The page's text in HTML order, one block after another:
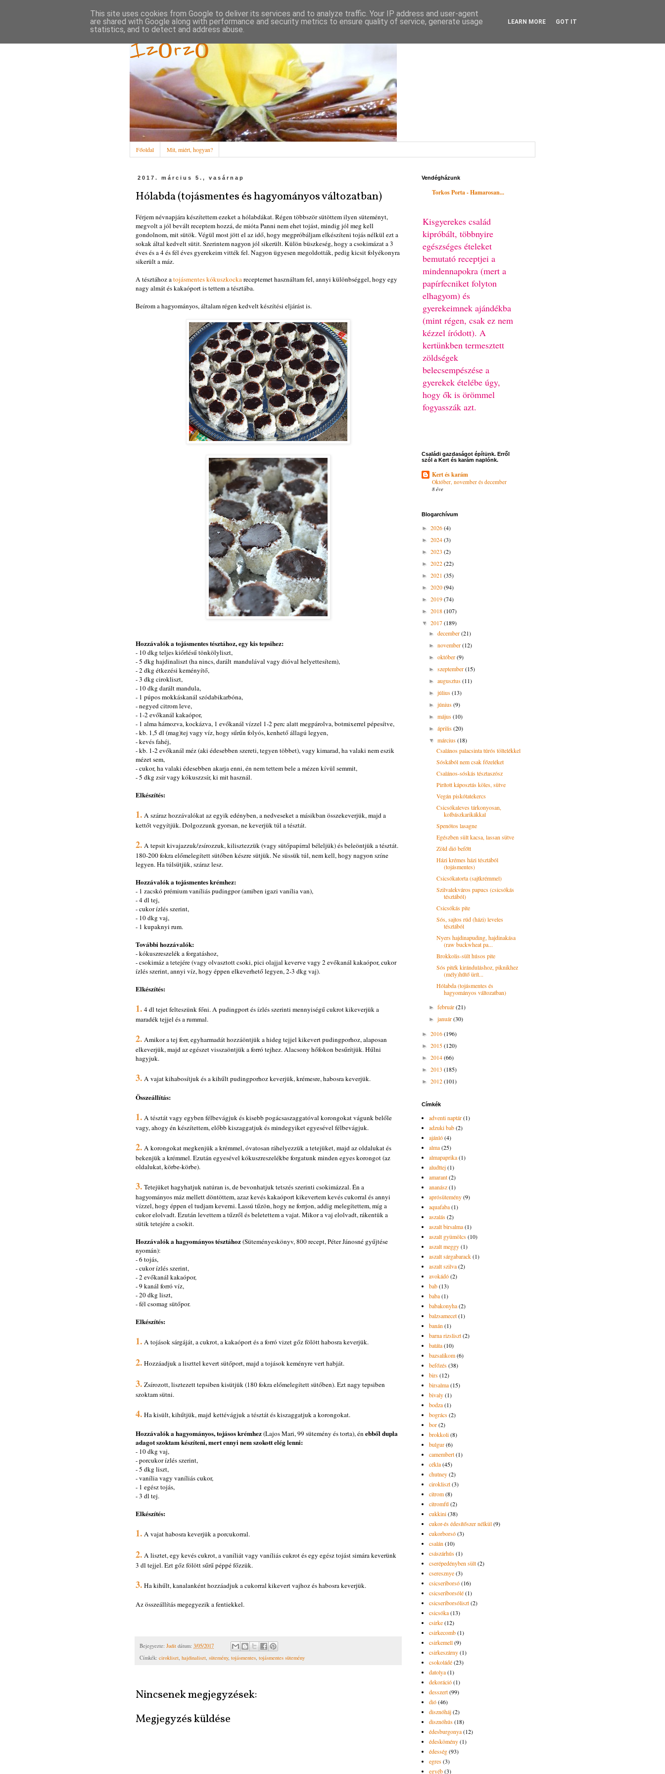
Ízőrző
Főoldal Mit, miért, hogyan?
2017. március 5., vasárnap
Hólabda (tojásmentes és hagyományos változatban)
Férjem névnapjára készítettem ezeket a hólabdákat. Régen többször sütöttem ilyen süteményt,
megvolt a jól bevált receptem hozzá, de mióta Panni nem ehet tojást, mindig jól meg kell
gondolnom, mit sütök. Végül most jött el az idő, hogy megpróbáljam elkészíteni tojás nélkül ezt a
sokak által kedvelt sütit. Szerintem nagyon jól sikerült. Külön büszkeség, hogy a csokimázat a 3
éves és a 4 és fél éves gyerekeim vitték fel. Nagyon ügyesen megoldották, pedig kicsit folyékonyra
sikerült a máz.
A tésztához atojásmentes kókuszkockareceptemet használtam fel, annyi különbséggel, hogy egy
nagy almát és kakaóport is tettem a tésztába.
Beírom a hagyományos, általam régen kedvelt készítési eljárást is.
Hozzávalók a tojásmentes tésztához, egy kis tepsihez:
- 10 dkg teljes kiőrlésű tönkölyliszt,
- 5 dkg hajdinaliszt (ha nincs, darált mandulával vagy dióval helyettesítem),
- 2 dkg étkezési keményítő,
- 3 dkg cirokliszt,
- 10 dkg darált mandula,
- 1 púpos mokkáskanál szódabikarbóna,
- negyed citrom leve,
- 1-2 evőkanál kakaópor,
- 1 alma hámozva, kockázva, 1 evőkanál vízzel 1-2 perc alatt megpárolva, botmixerrel pépesítve,
- kb. 1,5 dl (mag)tej vagy víz, hogy sűrűn folyós, kenhető állagú legyen,
- kevés fahéj,
- kb. 1-2 evőkanál méz (aki édesebben szereti, tegyen többet), vagy kimarad, ha valaki nem eszik
mézet sem,
- cukor, ha valaki édesebben akarja enni, én nem tettem bele a mézen kívül semmit,
- 5 dkg zsír vagy kókuszzsír, ki mit használ.
Elkészítés:
1. A száraz hozzávalókat az egyik edényben, a nedveseket a másikban összekeverjük, majd a
kettőt vegyítjük. Dolgozzunk gyorsan, ne keverjük túl a tésztát.
2. A tepsit kivajazzuk/zsírozzuk, kilisztezzük (vagy sütőpapírral béleljük) és beleöntjük a tésztát.
180-200 fokra előmelegített sütőben készre sütjük. Ne süssük túl, nem kell, hogy nagyon színe
legyen. Ha túlsütjük, száraz lesz.
Hozzávalók a tojásmentes krémhez:
- 1 zacskó prémium vaníliás pudingpor (amiben igazi vanília van),
- 4 dl tej,
- cukor ízlés szerint,
- 10 dkg vaj,
- 1 kupaknyi rum.
További hozzávalók:
- kókuszreszelék a forgatáshoz,
- csokimáz a tetejére (vagy olvasztott csoki, pici olajjal keverve vagy 2 evőkanál kakaópor, cukor
ízlés szerint, annyi víz, hogy éppen elkeverhető legyen, 2-3 dkg vaj).
Elkészítés:
1. 4 dl tejet felteszünk főni. A pudingport és ízlés szerinti mennyiségű cukrot kikeverjük a
maradék tejjel és a rummal.
2. Amikor a tej forr, egyharmadát hozzáöntjük a hideg tejjel kikevert pudingporhoz, alaposan
elkeverjük, majd az egészet visszaöntjük a forró tejhez. Alacsony hőfokon besűrítjük. Hűlni
hagyjuk.
3. A vajat kihabosítjuk és a kihűlt pudingporhoz keverjük, krémesre, habosra keverjük.
Összeállítás:
1. A tésztát vagy egyben félbevágjuk és kisebb pogácsaszaggatóval korongokat vágunk belőle
vagy, ahogy én készítettem, előbb kiszaggatjuk és mindegyiket egyesével félbevágjuk.
2. A korongokat megkenjük a krémmel, óvatosan ráhelyezzük a tetejüket, majd az oldalukat és
bekenjük a krémmel. Ezután egyesével kókuszreszelékbe forgatunk minden egyes korongot (az
oldalukat, körbe-körbe).
3. Tetejüket hagyhatjuk natúran is, de bevonhatjuk tetszés szerinti csokimázzal. Én a
hagyományos máz mellett döntöttem, azaz kevés kakaóport kikevertem kevés cukorral és annyi
vízzel, hogy éppen el tudjam keverni. Lassú tűzön, hogy ne forrjon, addig melegítettem, míg a
cukor elolvadt. Ezután levettem a tűzről és beletettem a vajat. Mikor a vaj elolvadt, rákentük a
sütik tetejére a csokit.
Hozzávalók a hagyományos tésztához(Süteményeskönyv, 800 recept, Péter Jánosné gyűjtése
nyomán):
- 6 tojás,
- cukor ízlés szerint,
- 2 evőkanál kakaópor,
- 9 kanál forró víz,
- 20 dkg liszt,
- fél csomag sütőpor.
Elkészítés:
1. A tojások sárgáját, a cukrot, a kakaóport és a forró vizet gőz fölött habosra keverjük.
2. Hozzáadjuk a liszttel kevert sütőport, majd a tojások keményre vert habját.
3. Zsírozott, lisztezett tepsiben kisütjük (180 fokra előmelegített sütőben). Ezt nagy tepsiben
szoktam sütni.
4. Ha kisült, kihűtjük, majd kettévágjuk a tésztát és kiszaggatjuk a korongokat.
Hozzávalók a hagyományos, tojásos krémhez(Lajos Mari, 99 sütemény és torta), énebből dupla
adagot szoktam készíteni, mert ennyi nem szokott elég lenni:
- 10 dkg vaj,
- porcukor ízlés szerint,
- 5 dkg liszt,
- vanília vagy vaníliás cukor,
- 1 egész tojás,
- 3 dl tej.
Elkészítés:
1. A vajat habosra keverjük a porcukorral.
2. A lisztet, egy kevés cukrot, a vaníliát vagy vaníliás cukrot és egy egész tojást simára keverünk
3 dl tejjel. Ezt gőz fölött sűrű péppé főzzük.
3. Ha kihűlt, kanalanként hozzáadjuk a cukorral kikevert vajhoz és habosra keverjük.
Az összeállítás megegyezik a fentiekkel.
Bejegyezte: Judit dátum: 3/05/2017
Címkék: cirokliszt, hajdinaliszt, sütemény, tojásmentes, tojásmentes sütemény
Nincsenek megjegyzések:
Megjegyzés küldése
Vendégházunk
Torkos Porta - Hamarosan...
Kisgyerekes család
kipróbált, többnyire
egészséges ételeket
bemutató receptjei a
mindennapokra (mert a
papírfecniket folyton
elhagyom) és
gyerekeimnek ajándékba
(mint régen, csak ez nem
kézzel íródott). A
kertünkben termesztett
zöldségek
belecsempészése a
gyerekek ételébe úgy,
hogy ők is örömmel
fogyasszák azt.
Családi gazdaságot építünk. Erről
szól a Kert és karám naplónk.
Kert és karám
Október, november és december
8 éve
Blogarchívum
► 2026(4)
► 2024(3)
► 2023 (2)
► 2022(22)
► 2021 (35)
► 2020(94)
► 2019(74)
► 2018(107)
▼ 2017(189)
►december(21)
►november(12)
►október(9)
►szeptember(15)
►augusztus(11)
►július(13)
►június(9)
►május(10)
►április(20)
▼március(18)
Csalános palacsinta túrós töltelékkel
Sóskából nem csak főzeléket
Csalános-sóskás tésztaszósz
Pirított káposztás köles, sütve
Vegán piskótatekercs
Csicsókaleves tárkonyosan,
kolbászkarikákkal
Spenótos lasagne
Egészben sült kacsa, lassan sütve
Zöld dió befőtt
Házi krémes házi tésztából
(tojásmentes)
Csicsókatorta (sajtkrémmel)
Szilvalekváros papucs (csicsókás
tésztából)
Csicsókás pite
Sós, sajtos rúd (házi) leveles
tésztából
Nyers hajdinapuding, hajdinakása
(raw buckwheat pa...
Brokkolis-sült húsos pite
Sós piték kiránduláshoz, piknikhez
(mély)hűtő ürít...
Hólabda (tojásmentes és
hagyományos változatban)
►február(21)
►január(30)
► 2016(196)
► 2015(120)
► 2014(66)
► 2013 (185)
► 2012(101)
Címkék
adventi naptár(1)
adzuki bab(2)
ajánló(4)
alma(25)
almapaprika(1)
aludttej(1)
amarant(2)
ananász(1)
aprósütemény(9)
aquafaba(1)
aszalás(2)
aszalt birsalma(1)
aszalt gyümölcs(10)
aszalt meggy(1)
aszalt sárgabarack(1)
aszalt szilva(2)
avokádó(2)
bab(13)
baba(1)
babakonyha(2)
balzsamecet(1)
banán(1)
barna rizsliszt(2)
batáta(10)
bazsalikom(6)
befőzés(38)
birs(12)
birsalma(15)
bivaly(1)
bodza(1)
bogrács(2)
bor(2)
brokkoli(8)
bulgur(6)
camembert(1)
cékla(45)
chutney(2)
cirokliszt(3)
citrom(8)
citromfű(2)
cukkini(38)
cukor-és édesítőszer nélkül(9)
cukorborsó(3)
csalán(10)
császárhús(1)
cserépedényben sült(2)
cseresznye(3)
csicseriborsó(16)
csicseriborsólé(1)
csicseriborsóliszt(2)
csicsóka(13)
csirke(12)
csirkecomb(1)
csirkemell(9)
csirkeszárny(1)
csokoládé(23)
datolya(1)
dekoráció(1)
desszert(99)
dió(46)
disznóháj(2)
disznóhús(18)
édesburgonya(12)
édeskömény(1)
édesség(93)
egres(3)
egyéb(3)
This site uses cookies from Google to deliver its services and to analyze traffic. Your IP address and user-agent
are shared with Google along with performance and security metrics to ensure quality of service, generate usage
statistics, and to detect and address abuse.
LEARN MORE GOT IT